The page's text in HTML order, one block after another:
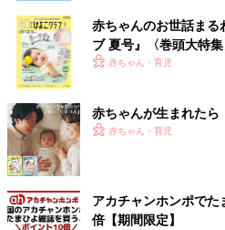
赤ちゃんのお世話まる
ブ 夏号』〈巻頭大特
く！ おっぱい・ミル
赤ちゃん・育児
赤ちゃんが生まれたら
赤ちゃん・育児
アカチャンホンポで
倍【期間限定】